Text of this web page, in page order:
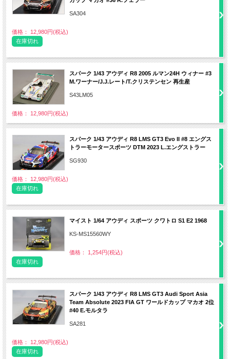
SA304
価格： 12,980円(税込)
在庫切れ
スパーク 1/43 アウディ R8 2005 ルマン24H ウィナー #3
M.ワーナー/J.J.レート/T.クリステンセン 再生産
S43LM05
価格： 12,980円(税込)
スパーク 1/43 アウディ R8 LMS GT3 Evo II #8 エングス
トラーモータースポーツ DTM 2023 L.エングストラー
SG930
価格： 12,980円(税込)
在庫切れ
マイスト 1/64 アウディ スポーツ クワトロ S1 E2 1968
KS-MS15560WY
価格： 1,254円(税込)
在庫切れ
スパーク 1/43 アウディ R8 LMS GT3 Audi Sport Asia
Team Absolute 2023 FIA GT ワールドカップ マカオ 2位
#40 E.モルタラ
SA281
価格： 12,980円(税込)
在庫切れ